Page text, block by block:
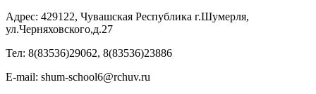
Адрес: 429122, Чувашская Республика г.Шумерля,
ул.Черняховского,д.27
Тел: 8(83536)29062, 8(83536)23886
Е-mail: shum-school6@rchuv.ru